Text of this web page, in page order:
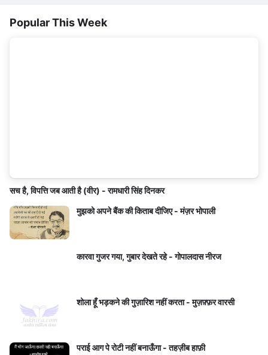
Popular This Week
सच है, विपत्ति जब आती है (वीर) - रामधारी सिंह दिनकर
मुझको अपने बैंक की किताब दीजिए - मंज़र भोपाली
कारवा गुजर गया, गुबार देखते रहे - गोपालदास नीरज
शोला हूँ भड़कने की गुज़ारिश नहीं करता - मुज़फ़्फ़र वारसी
पराई आग पे रोटी नहीं बनाऊँगा - तहज़ीब हाफ़ी